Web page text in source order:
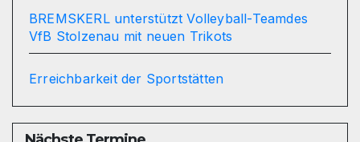
BREMSKERL unterstützt Volleyball-Teamdes
VfB Stolzenau mit neuen Trikots
Erreichbarkeit der Sportstätten